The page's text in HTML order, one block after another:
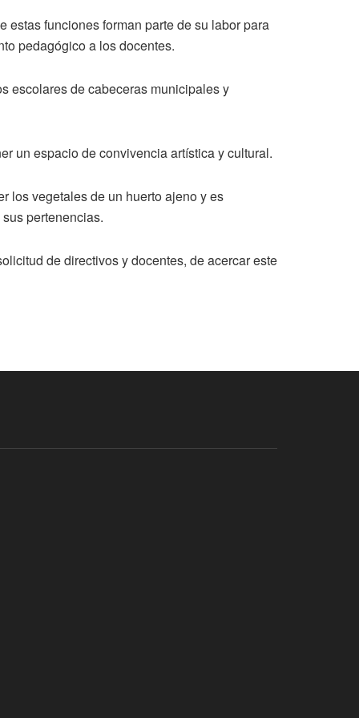
funciones forman parte de su labor para
pedagógico a los docentes.
escolares de cabeceras municipales y
un espacio de convivencia artística y cultural.
los vegetales de un huerto ajeno y es
pertenencias.
de directivos y docentes, de acercar este